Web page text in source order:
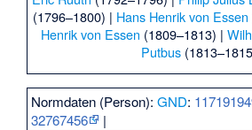
(1796–1800) | Hans Henrik von Essen
Henrik von Essen (1809–1813) |
Putbus
Normdaten (Person):GND:
32767456
|